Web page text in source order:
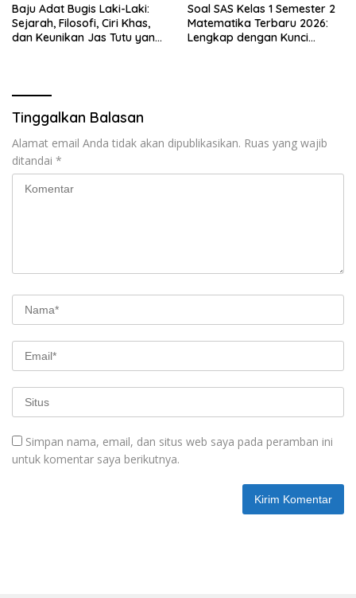
Baju Adat Bugis Laki-Laki:
Sejarah, Filosofi, Ciri Khas,
dan Keunikan Jas Tutu yang
Soal SAS Kelas 1 Semester 2
Matematika Terbaru 2026:
Lengkap dengan Kunci
Tinggalkan Balasan
Alamat email Anda tidak akan dipublikasikan. Ruas yang wajib
ditandai *
Simpan nama, email, dan situs web saya pada peramban ini
untuk komentar saya berikutnya.